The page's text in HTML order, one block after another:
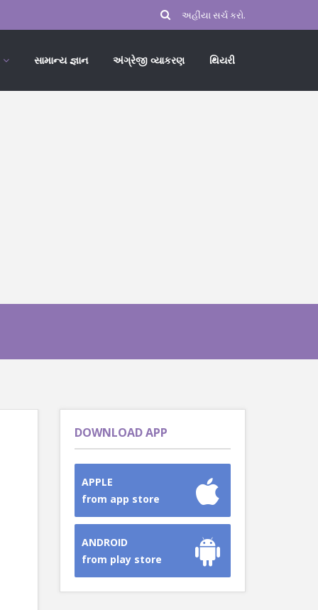
સામાન્ય જ્ઞાન અંગ્રેજી વ્યાકરણ થિયરી
DOWNLOAD APP
APPLE
from app store
ANDROID
from play store